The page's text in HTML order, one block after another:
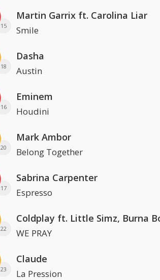
15
Martin Garrix ft. Carolina Liar
Smile
18
Dasha
Austin
16
Eminem
Houdini
20
Mark Ambor
Belong Together
17
Sabrina Carpenter
Espresso
22 WE PRAY
23
Claude
La Pression